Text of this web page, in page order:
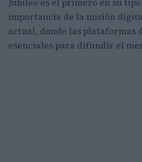
importancia de la misión
actual, donde las plataformas
esenciales para difundir el